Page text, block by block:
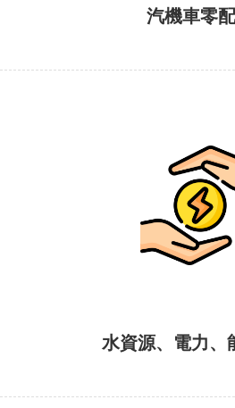
汽機車零
水資源、電力、